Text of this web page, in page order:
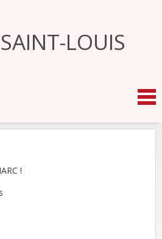
SAINT-LOUIS
!